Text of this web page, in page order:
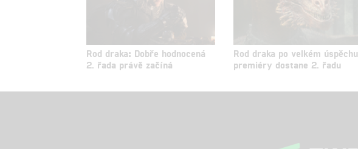
Rod draka: Dobře hodnocená
2. řada právě začíná
Rod draka po velkém úspěchu
premiéry dostane 2. řadu